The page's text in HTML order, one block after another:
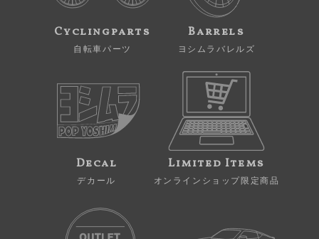
Cyclingparts
自転車パーツ
Barrels
ヨシムラバレルズ
Decal
デカール
Limited Items
オンラインショップ限定商品